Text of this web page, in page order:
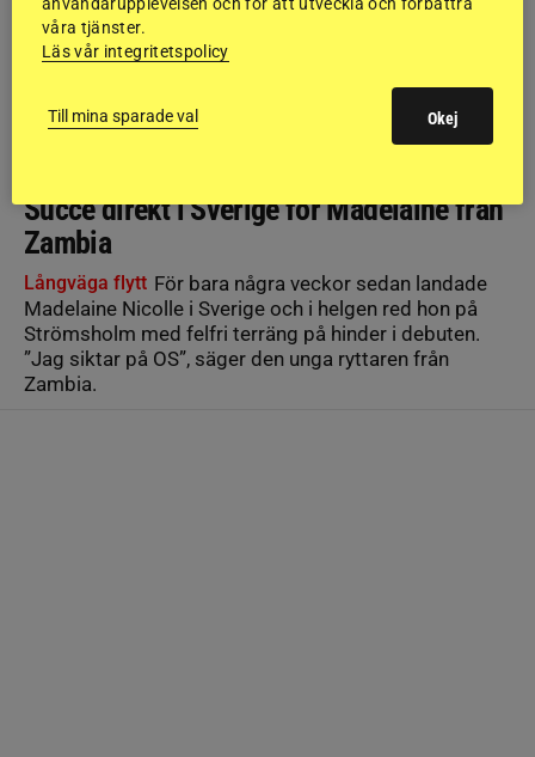
Succé direkt i Sverige för Madelaine från
Zambia
Långväga flytt För bara några veckor sedan landade
Madelaine Nicolle i Sverige och i helgen red hon på
Strömsholm med felfri terräng på hinder i debuten.
”Jag siktar på OS”, säger den unga ryttaren från
Zambia.
våra tjänster.
Läs vår integritetspolicy
Till mina sparade val Okej